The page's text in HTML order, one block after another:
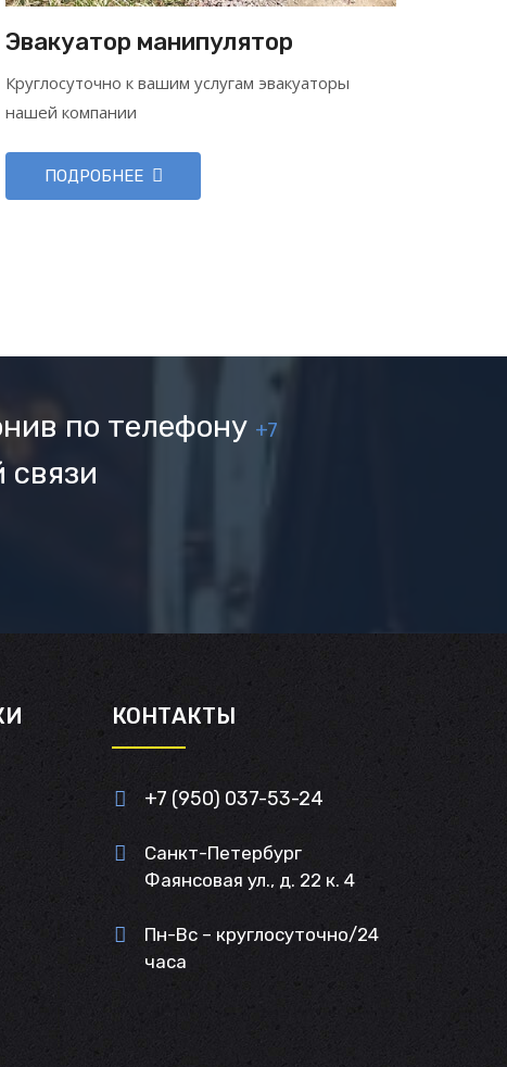
Эвакуатор манипулятор
Круглосуточно к вашим услугам эвакуаторы
нашей компании
ПОДРОБНЕЕ
по телефону +7
связи
КОНТАКТЫ
+7 (950) 037-53-24
Санкт-Петербург
Фаянсовая ул., д. 22 к. 4
Пн-Вс – круглосуточно/24
часа